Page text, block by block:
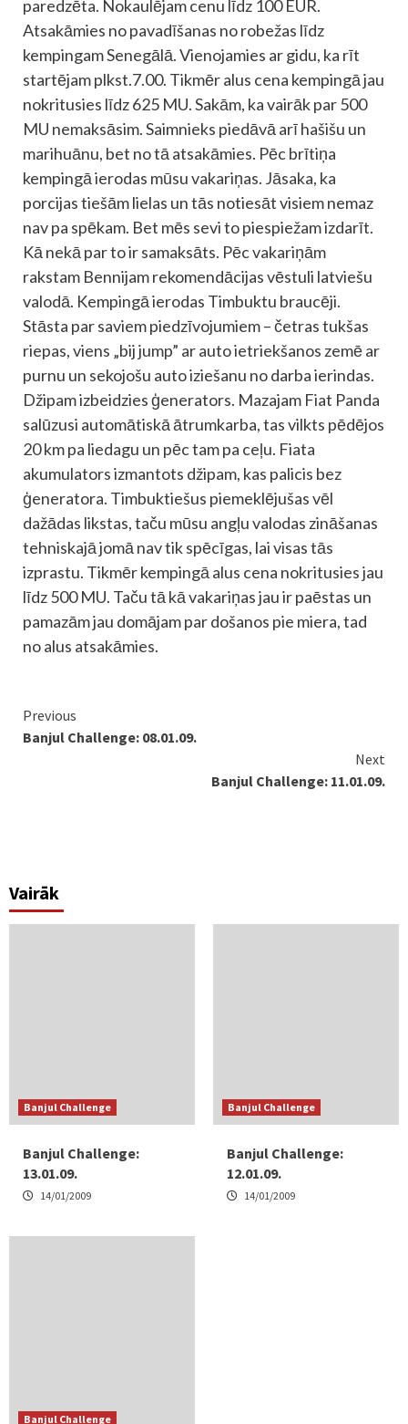
paredzēta. Nokaulējam cenu līdz 100 EUR.
Atsakāmies no pavadīšanas no robežas līdz
kempingam Senegālā. Vienojamies ar gidu, ka rīt
startējam plkst.7.00. Tikmēr alus cena kempingā jau
nokritusies līdz 625 MU. Sakām, ka vairāk par 500
MU nemaksāsim. Saimnieks piedāvā arī hašišu un
marihuānu, bet no tā atsakāmies. Pēc brītiņa
kempingā ierodas mūsu vakariņas. Jāsaka, ka
porcijas tiešām lielas un tās notiesāt visiem nemaz
nav pa spēkam. Bet mēs sevi to piespiežam izdarīt.
Kā nekā par to ir samaksāts. Pēc vakariņām
rakstam Bennijam rekomendācijas vēstuli latviešu
valodā. Kempingā ierodas Timbuktu braucēji.
Stāsta par saviem piedzīvojumiem – četras tukšas
riepas, viens „bij jump” ar auto ietriekšanos zemē ar
purnu un sekojošu auto iziešanu no darba ierindas.
Džipam izbeidzies ģenerators. Mazajam Fiat Panda
salūzusi automātiskā ātrumkarba, tas vilkts pēdējos
20 km pa liedagu un pēc tam pa ceļu. Fiata
akumulators izmantots džipam, kas palicis bez
ģeneratora. Timbuktiešus piemeklējušas vēl
dažādas likstas, taču mūsu angļu valodas zināšanas
tehniskajā jomā nav tik spēcīgas, lai visas tās
izprastu. Tikmēr kempingā alus cena nokritusies jau
līdz 500 MU. Taču tā kā vakariņas jau ir paēstas un
pamazām jau domājam par došanos pie miera, tad
no alus atsakāmies.
Continue
Reading
Previous
Banjul Challenge: 08.01.09.
Next
Banjul Challenge: 11.01.09.
Vairāk
Banjul Challenge
Banjul Challenge:
13.01.09.
14/01/2009
Banjul Challenge
Banjul Challenge:
12.01.09.
14/01/2009
Banjul Challenge